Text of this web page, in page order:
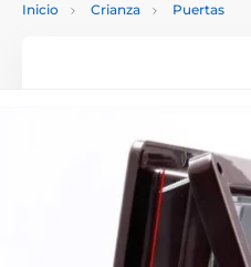
Inicio Crianza Puertas